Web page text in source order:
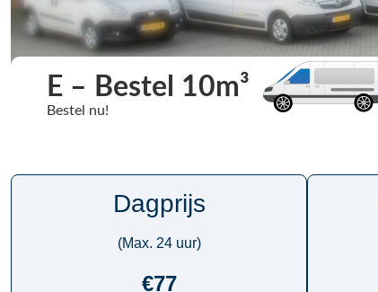
E – Bestel 10m³
Bestel nu!
Dagprijs
(Max. 24 uur)
€77